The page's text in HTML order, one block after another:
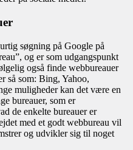
søgning på Google på
og er som udgangspunkt
også finde webbureauer
så som: Bing, Yahoo,
muligheder kan det være en
bureauer, som er
de enkelte bureauer er
med et godt webbureau vil
og udvikler sig til noget